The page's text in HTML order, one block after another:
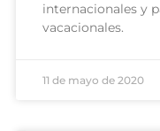
internacionales y
vacacionales.
11 de mayo de 2020